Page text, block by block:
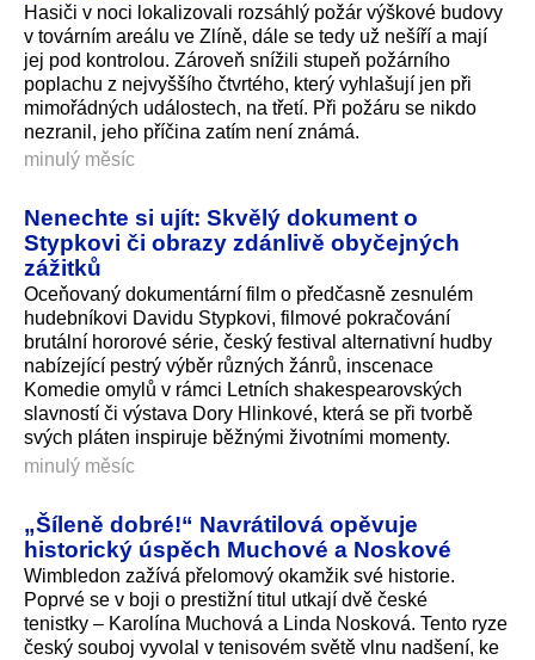
Hasiči v noci lokalizovali rozsáhlý požár výškové budovy
v továrním areálu ve Zlíně, dále se tedy už nešíří a mají
jej pod kontrolou. Zároveň snížili stupeň požárního
poplachu z nejvyššího čtvrtého, který vyhlašují jen při
mimořádných událostech, na třetí. Při požáru se nikdo
nezranil, jeho příčina zatím není známá.
minulý měsíc
Nenechte si ujít: Skvělý dokument o
Stypkovi či obrazy zdánlivě obyčejných
zážitků
Oceňovaný dokumentární film o předčasně zesnulém
hudebníkovi Davidu Stypkovi, filmové pokračování
brutální hororové série, český festival alternativní hudby
nabízející pestrý výběr různých žánrů, inscenace
Komedie omylů v rámci Letních shakespearovských
slavností či výstava Dory Hlinkové, která se při tvorbě
svých pláten inspiruje běžnými životními momenty.
minulý měsíc
„Šíleně dobré!“ Navrátilová opěvuje
historický úspěch Muchové a Noskové
Wimbledon zažívá přelomový okamžik své historie.
Poprvé se v boji o prestižní titul utkají dvě české
tenistky – Karolína Muchová a Linda Nosková. Tento ryze
český souboj vyvolal v tenisovém světě vlnu nadšení, ke